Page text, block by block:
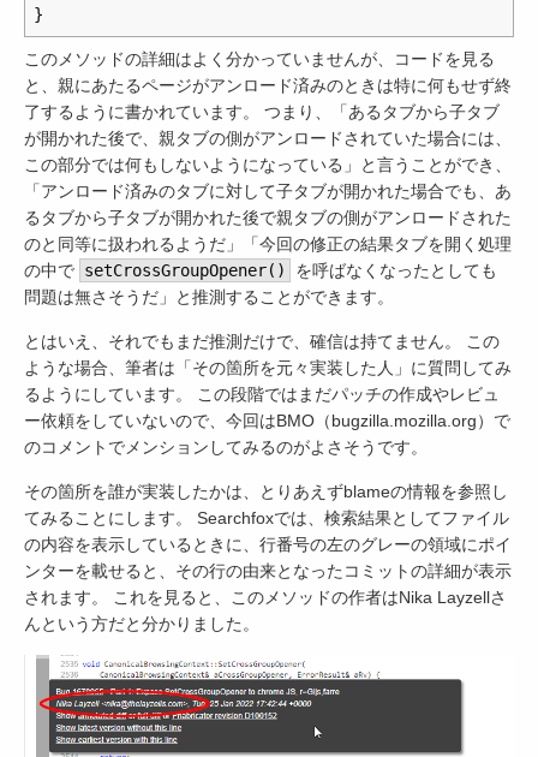
}
このメソッドの詳細はよく分かっていませんが、コードを見る
と、親にあたるページがアンロード済みのときは特に何もせず終
了するように書かれています。 つまり、「あるタブから子タブ
が開かれた後で、親タブの側がアンロードされていた場合には、
この部分では何もしないようになっている」と言うことができ、
「アンロード済みのタブに対して子タブが開かれた場合でも、あ
るタブから子タブが開かれた後で親タブの側がアンロードされた
のと同等に扱われるようだ」「今回の修正の結果タブを開く処理
の中で setCrossGroupOpener()
を呼ばなくなったとしても
問題は無さそうだ」と推測することができます。
とはいえ、それでもまだ推測だけで、確信は持てません。 この
ような場合、筆者は「その箇所を元々実装した人」に質問してみ
るようにしています。 この段階ではまだパッチの作成やレビュ
ー依頼をしていないので、今回はBMO（bugzilla.mozilla.org）で
のコメントでメンションしてみるのがよさそうです。
その箇所を誰が実装したかは、とりあえずblameの情報を参照し
てみることにします。 Searchfoxでは、検索結果としてファイル
の内容を表示しているときに、行番号の左のグレーの領域にポイ
ンターを載せると、その行の由来となったコミットの詳細が表示
されます。 これを見ると、このメソッドの作者はNika Layzellさ
んという方だと分かりました。